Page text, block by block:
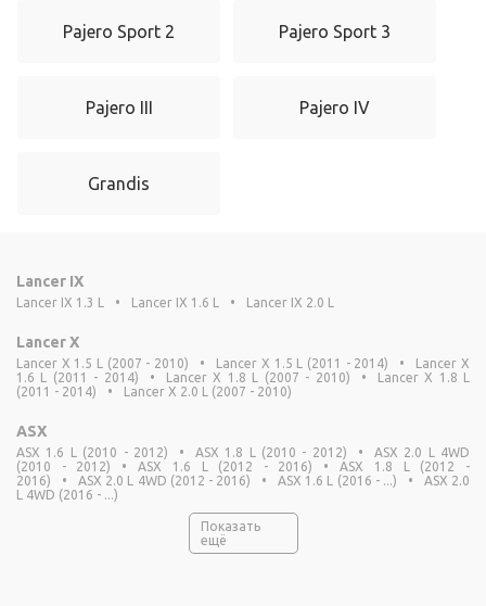
Pajero Sport 2 Pajero Sport 3
Pajero III Pajero IV
Grandis
Lancer IX
Lancer IX 1.3 L • Lancer IX 1.6 L • Lancer IX 2.0 L
Lancer X
Lancer X 1.5 L (2007 - 2010) • Lancer X 1.5 L (2011 - 2014) •
Lancer X
1.6 L (2011 - 2014)
• Lancer X 1.8 L (2007 - 2010) •
Lancer X 1.8 L
(2011 - 2014)
• Lancer X 2.0 L (2007 - 2010)
ASX
ASX 1.6 L (2010 - 2012) • ASX 1.8 L (2010 - 2012) •
ASX 2.0 L 4WD
(2010 - 2012)
• ASX 1.6 L (2012 - 2016) •
ASX 1.8 L (2012 -
2016)
• ASX 2.0 L 4WD (2012 - 2016) • ASX 1.6 L (2016 - ...) •
ASX 2.0
L 4WD (2016 - ...)
Показать
ещё